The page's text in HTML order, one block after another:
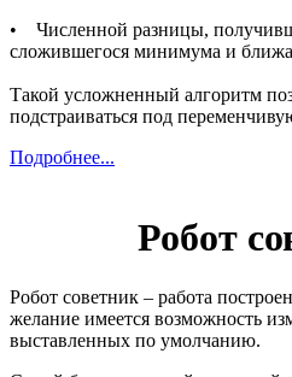
• Численной разницы,
сложившегося минимума и
Такой усложненный алгоритм
подстраиваться под
Подробнее...
Робот
Робот советник – работа
желание имеется возможность
выставленных по умолчанию.